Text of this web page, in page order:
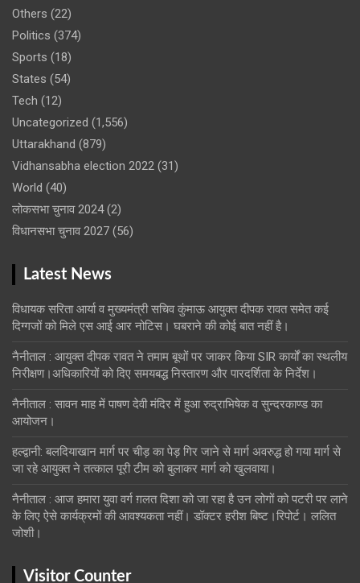
Others (22)
Politics (374)
Sports (18)
States (54)
Tech (12)
Uncategorized (1,556)
Uttarakhand (879)
Vidhansabha election 2022 (31)
World (40)
लोकसभा चुनाव 2024(2)
विधानसभा चुनाव 2027 (56)
Latest News
विधायक सरिता आर्या व मुख्यमंत्री सचिव कुंमाऊ आयुक्त दीपक रावत समेत कई
दिग्गजों को मिले एस आई आर नोटिस। घबराने की कोई बात नहीं है।
नैनीताल : आयुक्त दीपक रावत ने तमाम बूथों पर जाकर किया SIR कार्यों का स्थलीय
निरीक्षण।अधिकारियों को दिए समयबद्ध निस्तारण और पारदर्शिता के निर्देश।
नैनीताल : सावन माह में पाषण देवी मंदिर में हुआ रुद्राभिषेक व सुन्दरकाण्ड का
आयोजन।
हल्द्वानी: बलदियाखान मार्ग पर चीड़ का पेड़ गिर जाने से मार्ग अवरुद्ध हो गया मार्ग से
जा रहे आयुक्त ने तत्काल पूरी टीम को बुलाकर मार्ग को खुलवाया।
नैनीताल : आज हमारा युवा वर्ग ग़लत दिशा को जा रहा है उन लोगों को पटरी पर लाने
के लिए ऐसे कार्यक्रमों की आवश्यकता नहीं। डॉक्टर हरीश बिष्ट।रिपोर्ट। ललित
जोशी।
Visitor Counter